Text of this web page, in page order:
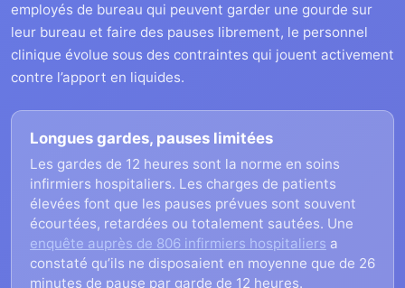
employés de bureau qui peuvent garder une gourde sur
leur bureau et faire des pauses librement, le personnel
clinique évolue sous des contraintes qui jouent activement
contre l’apport en liquides.
Longues gardes, pauses limitées
Les gardes de 12 heures sont la norme en soins
infirmiers hospitaliers. Les charges de patients
élevées font que les pauses prévues sont souvent
écourtées, retardées ou totalement sautées. Une
enquête auprès de 806 infirmiers hospitaliers a
constaté qu’ils ne disposaient en moyenne que de 26
minutes de pause par garde de 12 heures.